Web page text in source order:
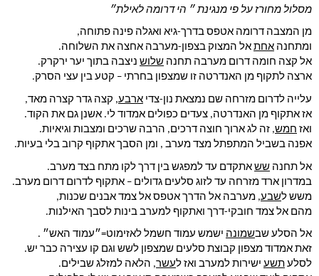
מסלול מחורז על פי מנגינת ״ הי דרומה לאילת״
מן המצבה דרומה אטפס בדרך-גיא ואגלה פינה פתוחה,
ומתחנה אחת אל המצוק בצפון-מערבה אחצה את השלוחה.
אל קצה חומה דרום מערבה תחנה שלוש ניצבה בתוך יער ירקרק.
ארצה לתקוף מן האנדרטה זו שמצפון בחרתי – קטע בין עצי הסרק.
עלייה לדרום מזרחה שם נמצאת נון-צדי ארבע, קצה גדר קצרה מאד,
אז אתקוף מן האנדרטה, צעדים כפולים אמדוד לי. אשנן גם את הקוד.
ואז חמש, זה לג ארוך חוצה דרכים, הרבה שרכים ומצבות וגיאיות.
אפנה בשביל המתפתל מצד מערב , ומן הסבך אתקוף קרוב בלי בעיות.
אל תחנה שש אתקדם עד למפגש בין דרך לקו מתח בצד מערב.
במדרון ארד מזרחה עד לזוג סלעים גדולים – אתקוף לדרום דרום מערב.
משש לשבע, מערבה אל הדרך אטפס אל צמד אבנים שכנות,
מהם אל צמד חובקי-דרך ואתקוף למערב בינות לסבך האילנות.
אל הסלע שבשמונה ישמש עמוד חשמל לאזימוט=״עמוד האש״ .
זאת אמדוד מצפון קבוצת סלעים שמצפון לשש וגם קו עצירה כבר יש.
לסלע תשע ישירות למערב ואז לעשר, הלאה למזלג שבילים.